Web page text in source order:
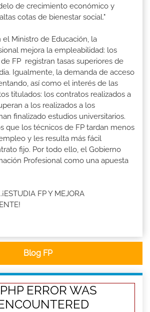
de crecimiento económico y
cotas de bienestar social."
el Ministro de Educación, la
mejora la empleabilidad: los
FP registran tasas superiores de
Igualmente, la demanda de acceso
así como el interés de las
titulados: los contratos realizados a
a los realizados a los
finalizado estudios universitarios.
que los técnicos de FP tardan menos
y les resulta más fácil
fijo. Por todo ello, el Gobierno
Profesional como una apuesta
FP Y MEJORA
Blog FP
ERROR WAS